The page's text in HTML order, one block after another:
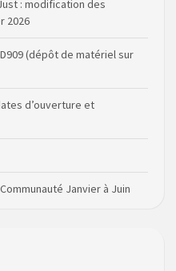
(dépôt de matériel sur
d’ouverture et
Janvier à Juin
sur la commune